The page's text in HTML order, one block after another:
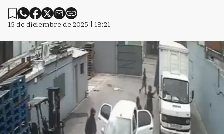
15 de diciembre de 2025 | 18:21